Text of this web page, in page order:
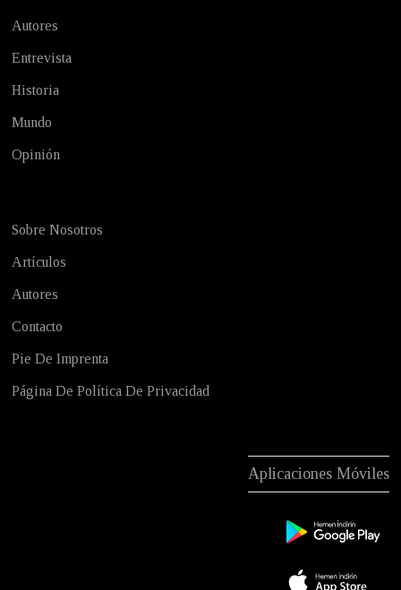
Autores
Entrevista
Historia
Mundo
Opinión
Sobre Nosotros
Artículos
Autores
Contacto
Pie De Imprenta
Página De Política De Privacidad
Aplicaciones Móviles